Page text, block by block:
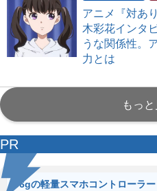
アニメ『対あ
木彩花インタ
うな関係性。
力とは
もっ
PR
56gの軽量スマホコントローラー